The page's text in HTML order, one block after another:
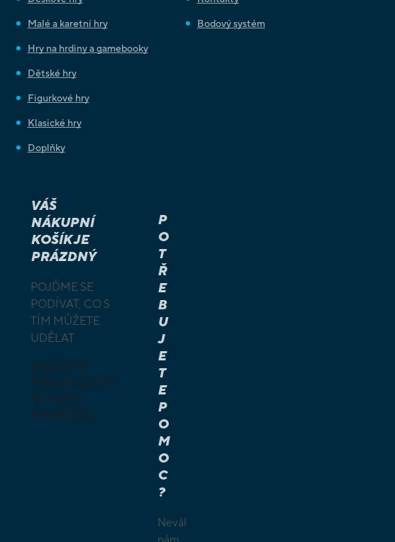
Malé a karetní hry
Hry na hrdiny a gamebooky
Dětské hry
Figurkové hry
Klasické hry
Doplňky
Bodový systém
VÁŠ
NÁKUPNÍ
KOŠÍK JE
PRÁZDNÝ
POJĎME SE
PODÍVAT, CO S
TÍM MŮŽETE
UDĚLAT
MŮŽETE
PROZKOUM
AT NAŠI
NABÍDKU
P
O
T
Ř
E
B
U
J
E
T
E
P
O
M
O
C
?
Neváhejte